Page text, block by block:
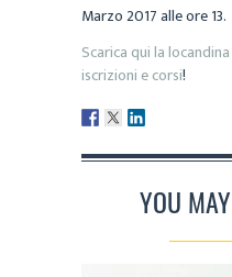
Marzo 2017 alle ore 13.
Scarica qui la
iscrizioni e corsi!
YOU